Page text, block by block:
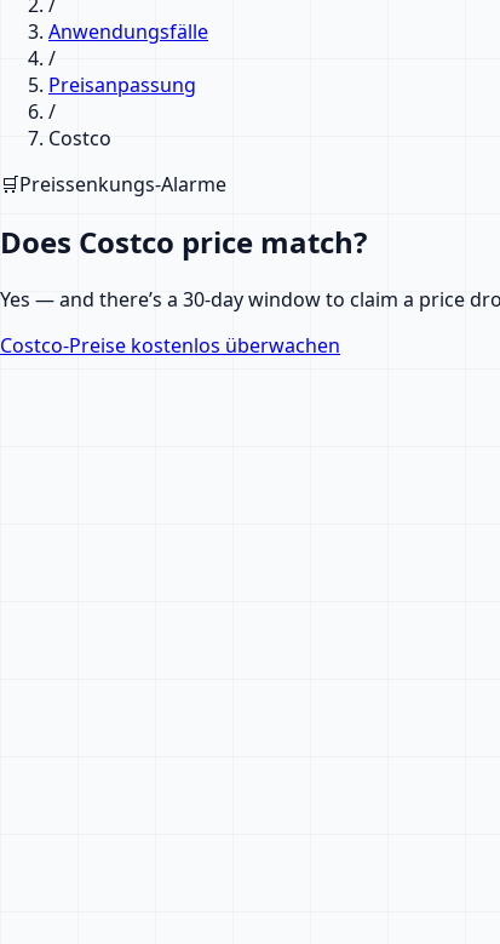
Anwendungsfälle
/
Preisanpassung
/
Costco
🛒Preissenkungs-Alarme
Does Costco price match?
Yes — and there’s a 30-day window to claim a price
Costco-Preise kostenlos überwachen